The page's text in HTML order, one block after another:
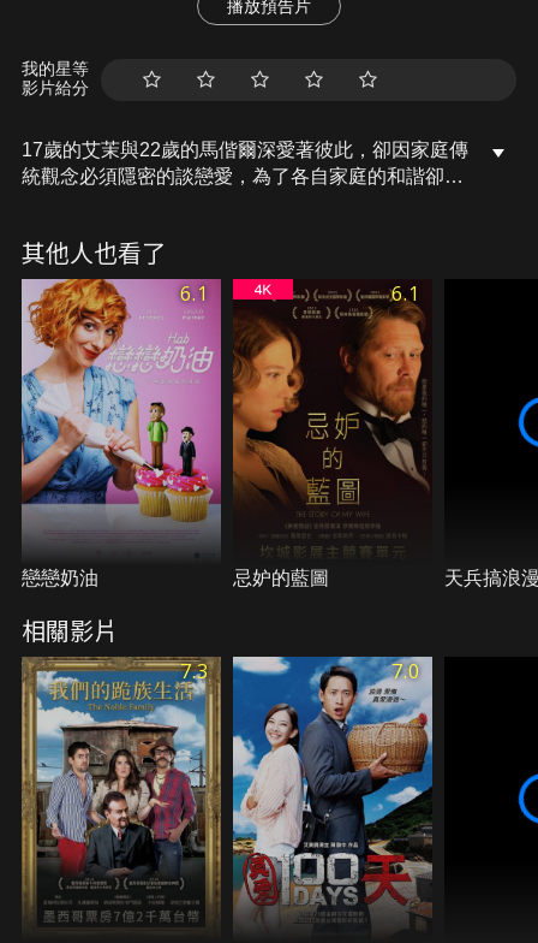
播放預告片
我的星等
影片給分
17歲的艾茉與22歲的馬偕爾深愛著彼此，卻因家庭傳
統觀念必須隱密的談戀愛，為了各自家庭的和諧卻犧
其他人也看了
6.1
戀戀奶油
6.1
忌妒的藍圖 天兵搞浪
相關影片
7.3 7.0